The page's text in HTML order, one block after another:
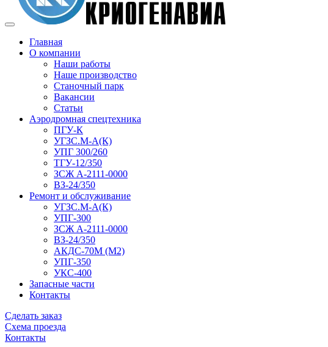
Главная
О компании
Наши работы
Наше производство
Станочный парк
Вакансии
Статьи
Аэродромная спецтехника
ПГУ-К
УГЗС.М-А(К)
УПГ 300/260
ТГУ-12/350
ЗСЖ А-2111-0000
ВЗ-24/350
Ремонт и обслуживание
УГЗС.М-А(К)
УПГ-300
ЗСЖ А-2111-0000
ВЗ-24/350
АКДС-70М (М2)
УПГ-350
УКС-400
Запасные части
Контакты
Сделать заказ
Схема проезда
Контакты